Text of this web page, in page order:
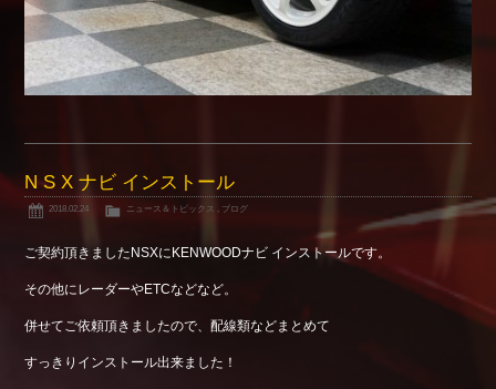
N S X ナビ インストール
2018.02.24 ニュース＆トピックス , ブログ
ご契約頂きましたNSXにKENWOODナビ インストールです。
その他にレーダーやETCなどなど。
併せてご依頼頂きましたので、配線類などまとめて
すっきりインストール出来ました！